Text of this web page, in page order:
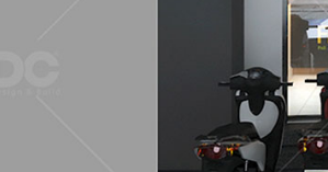
vẻ đẹp Việt Nam đặc trưng